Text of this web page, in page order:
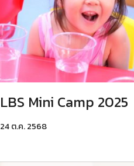
LBS Mini Camp 2025
24 ต.ค. 2568